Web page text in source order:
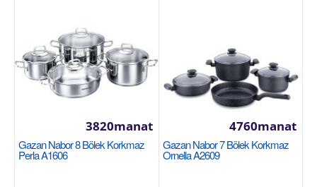
Gazan nabor 8 bölek Korkmaz Innova A2787
см, 3,4 литра — Кастрюля 24х13 см, 5,8 литра — К..
Gazan Nabor 8 Bölek Korkmaz
Perla A1606
3820manat
Gazan Nabor 7 Bölek Korkmaz
Ornella A2609
4760manat